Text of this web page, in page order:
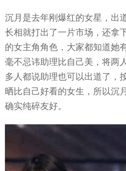
沉月是去年刚爆红的女星，出
长相就打出了一片市场，还拿
的女主角角色，大家都知道她
毫不忌讳助理比自己美，将两
多人都说助理也可以出道了，
晒比自己好看的女生，所以沉
确实纯碎友好。